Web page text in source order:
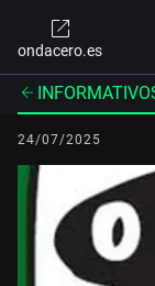
ondacero.es
24/07/2025